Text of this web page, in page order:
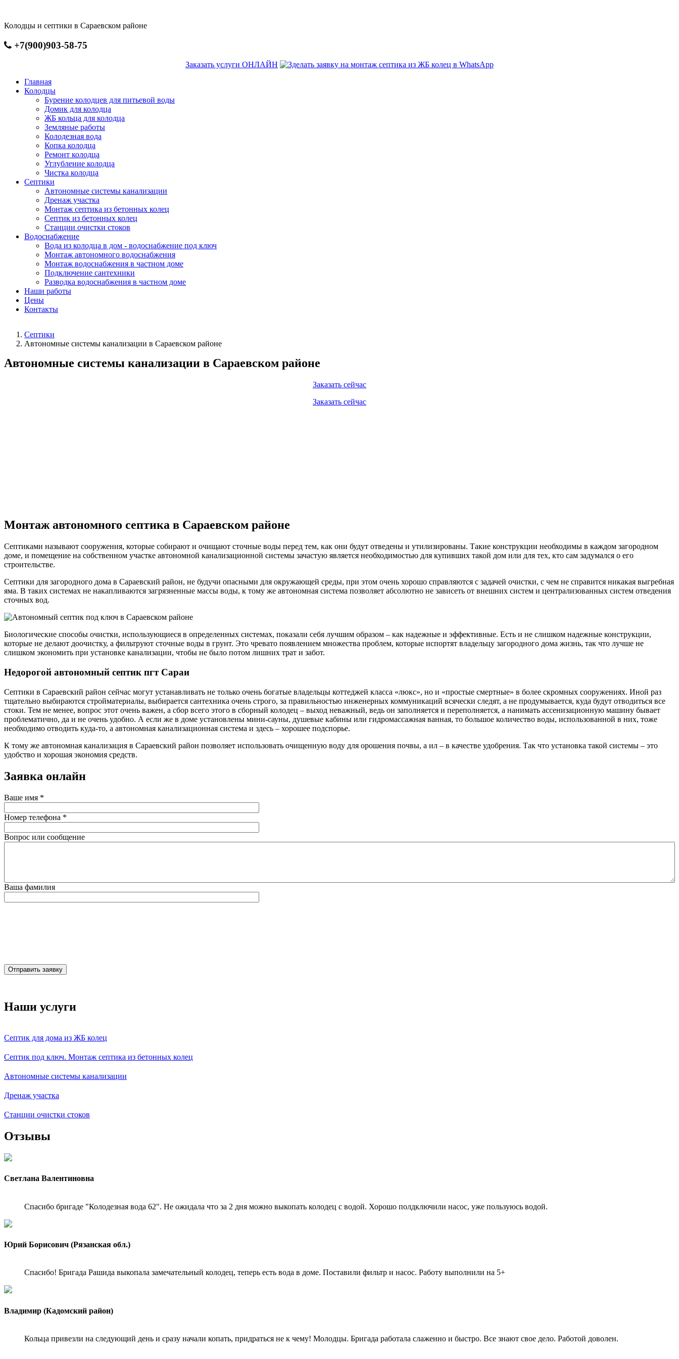
основному
Колодцы и септики в Сараевском районе
+7(900)903-58-75
Заказать услуги ОНЛАЙН
Главная
Колодцы
Бурение колодцев для питьевой воды
Домик для колодца
ЖБ кольца для колодца
Земляные работы
Колодезная вода
Копка колодца
Ремонт колодца
Углубление колодца
Чистка колодца
Септики
Автономные системы канализации
Дренаж участка
Монтаж септика из бетонных колец
Септик из бетонных колец
Станции очистки стоков
Водоснабжение
Вода из колодца в дом - водоснабжение под ключ
Монтаж автономного водоснабжения
Монтаж водоснабжения в частном доме
Подключение сантехники
Разводка водоснабжения в частном доме
Наши работы
Цены
Контакты
Септики
Автономные системы канализации в Сараевском районе
Автономные системы канализации в Сараевском районе
Заказать сейчас
Заказать сейчас
Монтаж автономного септика в Сараевском районе
Септиками называют сооружения, которые собирают и очищают сточные воды перед тем, как они будут отведены и утилизированы. Такие конструкции необходимы в каждом загородном
доме, и помещение на собственном участке автономной канализационной системы зачастую является необходимостью для купивших такой дом или для тех, кто сам задумался о его
строительстве.
Септики для загородного дома в Сараевский район, не будучи опасными для окружающей среды, при этом очень хорошо справляются с задачей очистки, с чем не справится никакая выгребная
яма. В таких системах не накапливаются загрязненные массы воды, к тому же автономная система позволяет абсолютно не зависеть от внешних систем и централизованных систем отведения
сточных вод.
Биологические способы очистки, использующиеся в определенных системах, показали себя лучшим образом – как надежные и эффективные. Есть и не слишком надежные конструкции,
которые не делают доочистку, а фильтруют сточные воды в грунт. Это чревато появлением множества проблем, которые испортят владельцу загородного дома жизнь, так что лучше не
слишком экономить при установке канализации, чтобы не было потом лишних трат и забот.
Недорогой автономный септик пгт Сараи
Септики в Сараевский район сейчас могут устанавливать не только очень богатые владельцы коттеджей класса «люкс», но и «простые смертные» в более скромных сооружениях. Иной раз
тщательно выбираются стройматериалы, выбирается сантехника очень строго, за правильностью инженерных коммуникаций всячески следят, а не продумывается, куда будут отводиться все
стоки. Тем не менее, вопрос этот очень важен, а сбор всего этого в сборный колодец – выход неважный, ведь он заполняется и переполняется, а нанимать ассенизационную машину бывает
проблематично, да и не очень удобно. А если же в доме установлены мини-сауны, душевые кабины или гидромассажная ванная, то большое количество воды, использованной в них, тоже
необходимо отводить куда-то, а автономная канализационная система и здесь – хорошее подспорье.
К тому же автономная канализация в Сараевский район позволяет использовать очищенную воду для орошения почвы, а ил – в качестве удобрения. Так что установка такой системы – это
удобство и хорошая экономия средств.
Заявка онлайн
Ваше имя *
Номер телефона *
Вопрос или сообщение
Ваша фамилия
Отправить заявку
Наши услуги
Септик для дома из ЖБ колец
Септик под ключ. Монтаж септика из бетонных колец
Автономные системы канализации
Дренаж участка
Станции очистки стоков
Отзывы
Светлана Валентиновна
Спасибо бригаде "Колодезная вода 62". Не ожидала что за 2 дня можно выкопать колодец с водой. Хорошо полдключили насос, уже пользуюсь водой.
Юрий Борисович (Рязанская обл.)
Спасибо! Бригада Рашида выкопала замечательный колодец, теперь есть вода в доме. Поставили фильтр и насос. Работу выполнили на 5+
Владимир (Кадомский район)
Кольца привезли на следующий день и сразу начали копать, придраться не к чему! Молодцы. Бригада работала слаженно и быстро. Все знают свое дело. Работой доволен.